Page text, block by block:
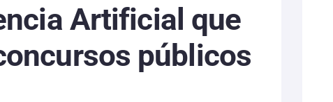
Artificial que
públicos